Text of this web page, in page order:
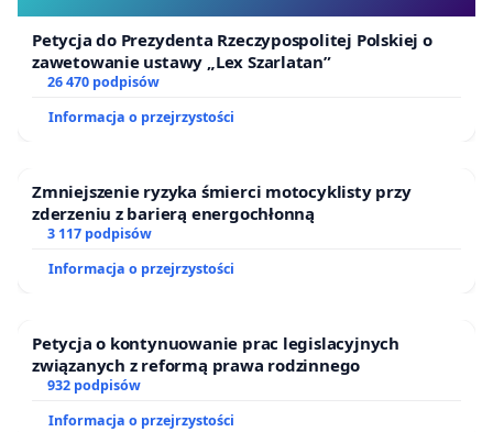
Petycja do Prezydenta Rzeczypospolitej Polskiej o
zawetowanie ustawy „Lex Szarlatan”
26 470 podpisów
Informacja o przejrzystości
Zmniejszenie ryzyka śmierci motocyklisty przy
zderzeniu z barierą energochłonną
3 117 podpisów
Informacja o przejrzystości
Petycja o kontynuowanie prac legislacyjnych
związanych z reformą prawa rodzinnego
932 podpisów
Informacja o przejrzystości